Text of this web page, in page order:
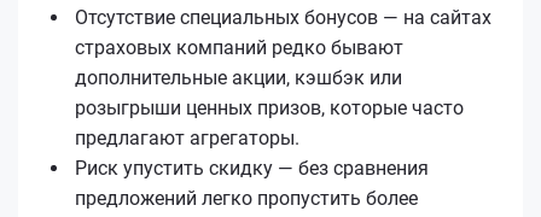
Отсутствие специальных бонусов — на сайтах
страховых компаний редко бывают
дополнительные акции, кэшбэк или
розыгрыши ценных призов, которые часто
предлагают агрегаторы.
Риск упустить скидку — без сравнения
предложений легко пропустить более